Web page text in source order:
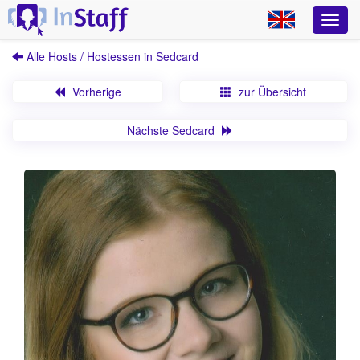
Alle Hosts / Hostessen in Sedcard
Vorherige zur Übersicht
Nächste Sedcard